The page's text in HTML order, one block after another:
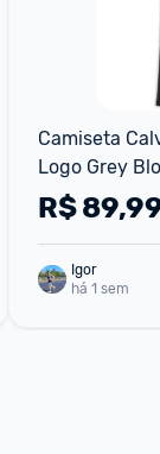
Camiseta
Logo Grey
R$
Igor
há 1 sem